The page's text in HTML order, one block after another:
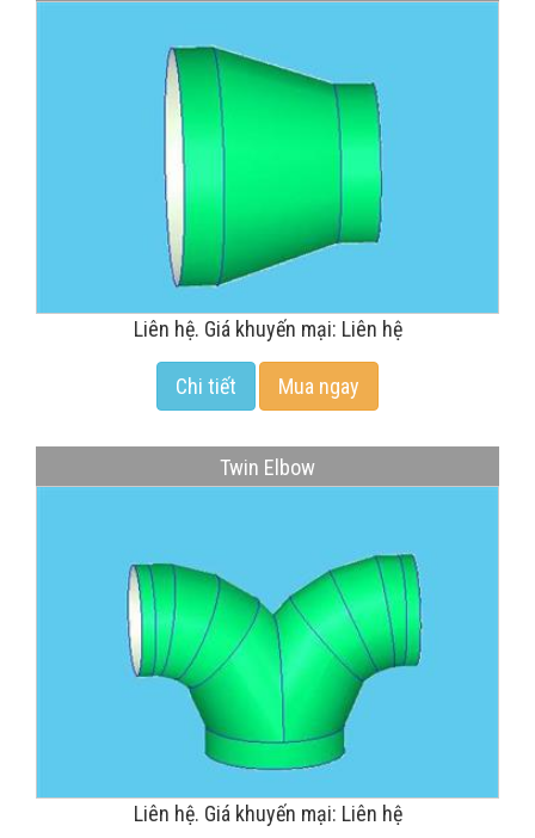
Liên hệ. Giá khuyến mại: Liên hệ
Chi tiết Mua ngay
Twin Elbow
Liên hệ. Giá khuyến mại: Liên hệ